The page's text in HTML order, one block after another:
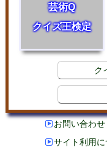
芸術Q
クイズ王検定
ク
お問い合わせ
サイト利用に